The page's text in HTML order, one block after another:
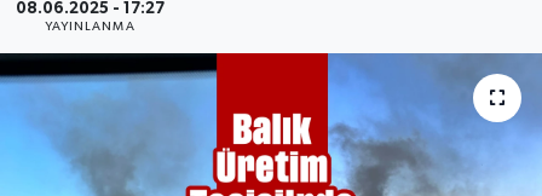
08.06.2025 - 17:27
YAYINLANMA
Spor
Haber Arşivi